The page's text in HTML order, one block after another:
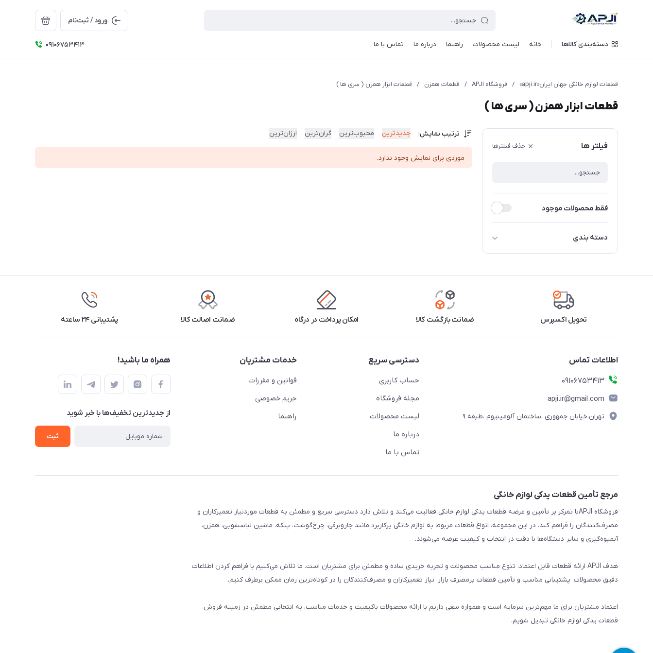
ورود / ثبت‌نام
دسته‌بندی کالاها خانه لیست محصولات راهنما درباره ما تماس با ما 09106753413
قطعات لوازم خانگی جهان ایران«apji.ir» / فروشگاه APJI / قطعات همزن / قطعات ابزار همزن ( سری ها )
قطعات ابزار همزن ( سری ها )
فیلتر ها حذف فیلترها
فقط محصولات موجود
دسته بندی
پره های همزن ( جفت )
قلاب خمیرزن ( جفت )
ترتیب نمایش: جدیدترین محبوب‌ترین گران‌ترین ارزان‌ترین
موردی برای نمایش وجود ندارد.
تحویل اکسپرس ضمانت بازگشت کالا امکان پرداخت در درگاه ضمانت اصالت کالا پشتیبانی ۲۴ ساعته
اطلاعات تماس
09106753413
apji.ir@gmail.com
تهران،خیابان جمهوری ،ساختمان آلومینیوم ،طبقه ۹
دسترسی سریع
حساب کاربری
مجله فروشگاه
لیست محصولات
درباره ما
تماس با ما
خدمات مشتریان
قوانین و مقررات
حریم خصوصی
راهنما
همراه ما باشید!
از جدید‌ترین تخفیف‌ها با‌ خبر شوید
ثبت
مرجع تأمین قطعات یدکی لوازم خانگی
فروشگاه APJIبا تمرکز بر تأمین و عرضه قطعات یدکی لوازم خانگی فعالیت می‌کند و تلاش دارد دسترسی سریع و مطمئن به قطعات موردنیاز تعمیرکاران و
مصرف‌کنندگان را فراهم کند. در این مجموعه، انواع قطعات مربوط به لوازم خانگی پرکاربرد مانند جاروبرقی، چرخ‌گوشت، پنکه، ماشین لباسشویی، همزن،
آبمیوه‌گیری و سایر دستگاه‌ها با دقت در انتخاب و کیفیت عرضه می‌شوند.
هدف APJI ارائه قطعات قابل اعتماد، تنوع مناسب محصولات و تجربه خریدی ساده و مطمئن برای مشتریان است. ما تلاش می‌کنیم با فراهم کردن اطلاعات
دقیق محصولات، پشتیبانی مناسب و تأمین قطعات پرمصرف بازار، نیاز تعمیرکاران و مصرف‌کنندگان را در کوتاه‌ترین زمان ممکن برطرف کنیم.
اعتماد مشتریان برای ما مهم‌ترین سرمایه است و همواره سعی داریم با ارائه محصولات باکیفیت و خدمات مناسب، به انتخابی مطمئن در زمینه فروش
قطعات یدکی لوازم خانگی تبدیل شویم.